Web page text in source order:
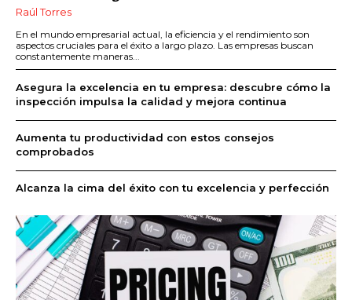
Raúl Torres
En el mundo empresarial actual, la eficiencia y el rendimiento son
aspectos cruciales para el éxito a largo plazo. Las empresas buscan
constantemente maneras...
Asegura la excelencia en tu empresa: descubre cómo la
inspección impulsa la calidad y mejora continua
Aumenta tu productividad con estos consejos
comprobados
Alcanza la cima del éxito con tu excelencia y perfección